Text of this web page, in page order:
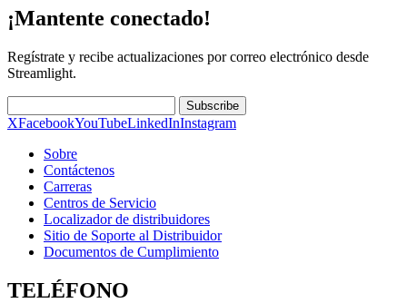
¡Mantente conectado!
Regístrate y recibe actualizaciones por correo electrónico desde
Streamlight.
Subscribe
XFacebookYouTubeLinkedInInstagram
Sobre
Contáctenos
Carreras
Centros de Servicio
Localizador de distribuidores
Sitio de Soporte al Distribuidor
Documentos de Cumplimiento
TELÉFONO